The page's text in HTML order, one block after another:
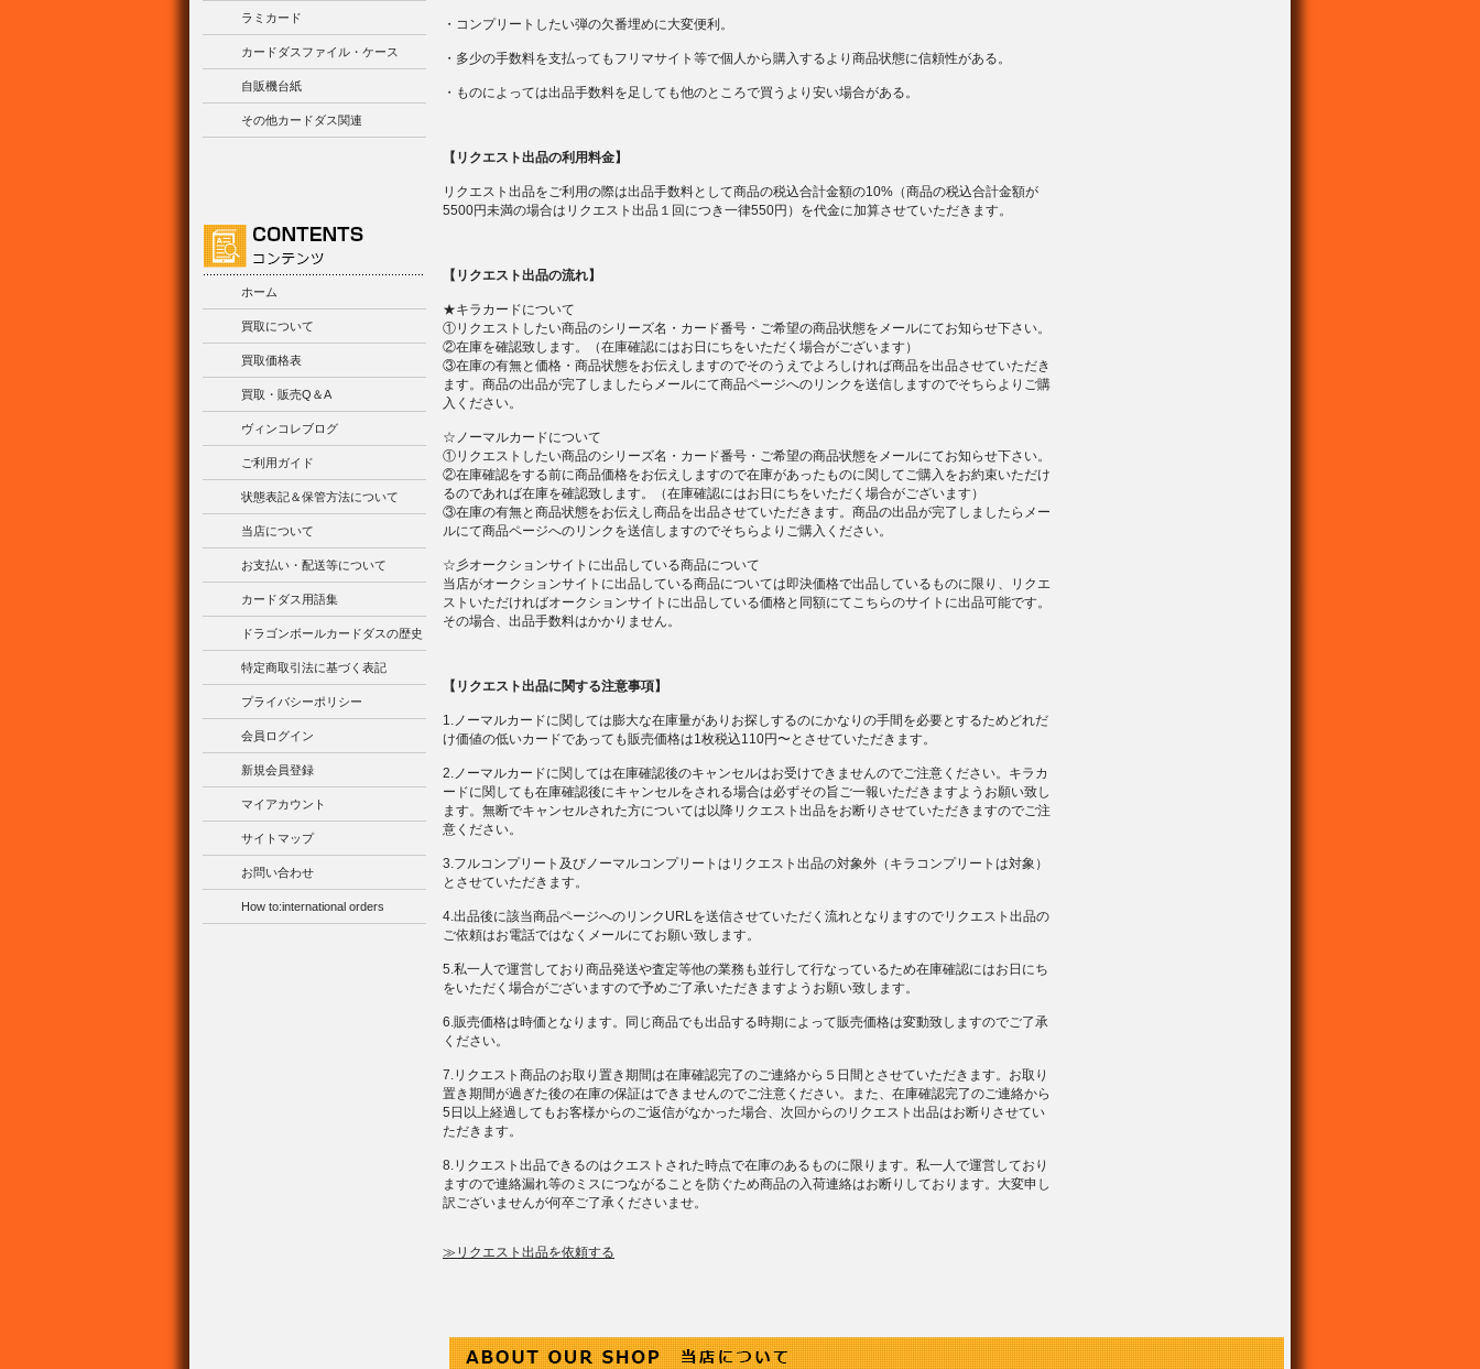
ラミカード
カードダスファイル・ケース
自販機台紙
その他カードダス関連
ホーム
買取について
買取価格表
買取・販売Q＆A
ヴィンコレブログ
ご利用ガイド
状態表記＆保管方法について
当店について
お支払い・配送等について
カードダス用語集
ドラゴンボールカードダスの歴史
特定商取引法に基づく表記
プライバシーポリシー
会員ログイン
新規会員登録
マイアカウント
サイトマップ
お問い合わせ
How to:international orders
・コンプリートしたい弾の欠番埋めに大変便利。
・多少の手数料を支払ってもフリマサイト等で個人から購入するより商品状態に信頼性がある。
・ものによっては出品手数料を足しても他のところで買うより安い場合がある。
【リクエスト出品の利用料金】
リクエスト出品をご利用の際は出品手数料として商品の税込合計金額の10%（商品の税込合計金額が
5500円未満の場合はリクエスト出品１回につき一律550円）を代金に加算させていただきます。
【リクエスト出品の流れ】
★キラカードについて
①リクエストしたい商品のシリーズ名・カード番号・ご希望の商品状態をメールにてお知らせ下さい。
②在庫を確認致します。（在庫確認にはお日にちをいただく場合がございます）
③在庫の有無と価格・商品状態をお伝えしますのでそのうえでよろしければ商品を出品させていただき
ます。商品の出品が完了しましたらメールにて商品ページへのリンクを送信しますのでそちらよりご購
入ください。
☆ノーマルカードについて
①リクエストしたい商品のシリーズ名・カード番号・ご希望の商品状態をメールにてお知らせ下さい。
②在庫確認をする前に商品価格をお伝えしますので在庫があったものに関してご購入をお約束いただけ
るのであれば在庫を確認致します。（在庫確認にはお日にちをいただく場合がございます）
③在庫の有無と商品状態をお伝えし商品を出品させていただきます。商品の出品が完了しましたらメー
ルにて商品ページへのリンクを送信しますのでそちらよりご購入ください。
☆彡オークションサイトに出品している商品について
当店がオークションサイトに出品している商品については即決価格で出品しているものに限り、リクエ
ストいただければオークションサイトに出品している価格と同額にてこちらのサイトに出品可能です。
その場合、出品手数料はかかりません。
【リクエスト出品に関する注意事項】
1.ノーマルカードに関しては膨大な在庫量がありお探しするのにかなりの手間を必要とするためどれだ
け価値の低いカードであっても販売価格は1枚税込110円〜とさせていただきます。
2.ノーマルカードに関しては在庫確認後のキャンセルはお受けできませんのでご注意ください。キラカ
ードに関しても在庫確認後にキャンセルをされる場合は必ずその旨ご一報いただきますようお願い致し
ます。無断でキャンセルされた方については以降リクエスト出品をお断りさせていただきますのでご注
意ください。
3.フルコンプリート及びノーマルコンプリートはリクエスト出品の対象外（キラコンプリートは対象）
とさせていただきます。
4.出品後に該当商品ページへのリンクURLを送信させていただく流れとなりますのでリクエスト出品の
ご依頼はお電話ではなくメールにてお願い致します。
5.私一人で運営しており商品発送や査定等他の業務も並行して行なっているため在庫確認にはお日にち
をいただく場合がございますので予めご了承いただきますようお願い致します。
6.販売価格は時価となります。同じ商品でも出品する時期によって販売価格は変動致しますのでご了承
ください。
7.リクエスト商品のお取り置き期間は在庫確認完了のご連絡から５日間とさせていただきます。お取り
置き期間が過ぎた後の在庫の保証はできませんのでご注意ください。また、在庫確認完了のご連絡から
5日以上経過してもお客様からのご返信がなかった場合、次回からのリクエスト出品はお断りさせてい
ただきます。
8.リクエスト出品できるのはクエストされた時点で在庫のあるものに限ります。私一人で運営しており
ますので連絡漏れ等のミスにつながることを防ぐため商品の入荷連絡はお断りしております。大変申し
訳ございませんが何卒ご了承くださいませ。
≫リクエスト出品を依頼する